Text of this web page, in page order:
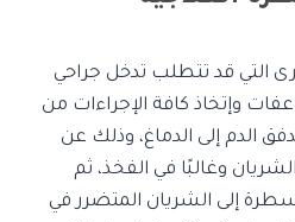
التي قد تتطلب تدخل جراحي
وإتخاذ كافة الإجراءات من
الدم إلى الدماغ، وذلك عن
وغالبًا في الفخذ، ثم
إلى الشريان المتضرر في